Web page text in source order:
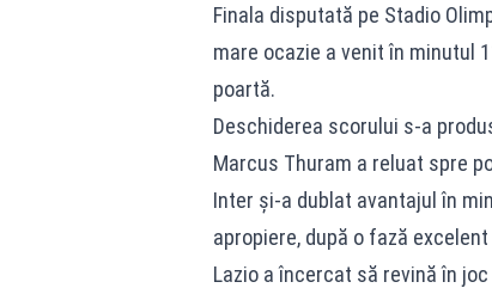
Finala disputată pe Stadio
mare ocazie a venit în minutul
poartă.
Deschiderea scorului s-a
Marcus Thuram a reluat spre
Inter și-a dublat avantajul în
apropiere, după o fază
Lazio a încercat să revină în